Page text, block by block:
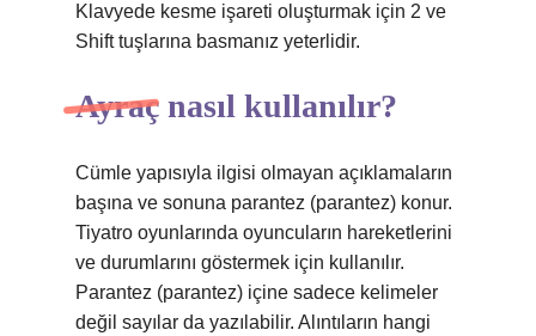
Klavyede kesme işareti oluşturmak için 2 ve
Shift tuşlarına basmanız yeterlidir.
Ayraç nasıl kullanılır?
Cümle yapısıyla ilgisi olmayan açıklamaların
başına ve sonuna parantez (parantez) konur.
Tiyatro oyunlarında oyuncuların hareketlerini
ve durumlarını göstermek için kullanılır.
Parantez (parantez) içine sadece kelimeler
değil sayılar da yazılabilir. Alıntıların hangi